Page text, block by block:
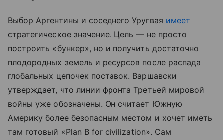
Выбор Аргентины и соседнего Уругвая имеет
стратегическое значение. Цель — не просто
построить «бункер», но и получить достаточно
плодородных земель и ресурсов после распада
глобальных цепочек поставок. Варшавски
утверждает, что линии фронта Третьей мировой
войны уже обозначены. Он считает Южную
Америку более безопасным местом и хочет иметь
там готовый «Plan B for civilization». Сам